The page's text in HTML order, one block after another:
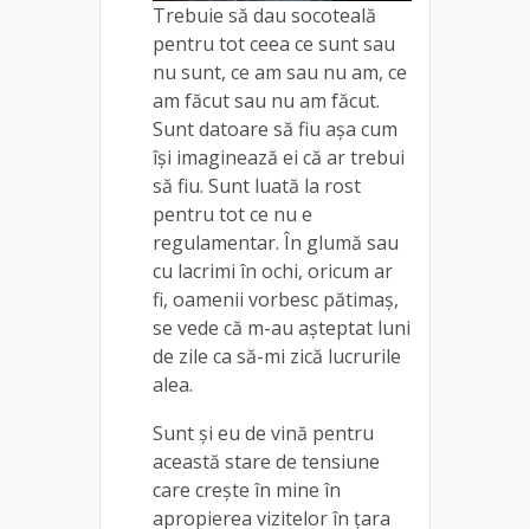
Trebuie să dau socoteală
pentru tot ceea ce sunt sau
nu sunt, ce am sau nu am, ce
am făcut sau nu am făcut.
Sunt datoare să fiu așa cum
își imaginează ei că ar trebui
să fiu. Sunt luată la rost
pentru tot ce nu e
regulamentar. În glumă sau
cu lacrimi în ochi, oricum ar
fi, oamenii vorbesc pătimaș,
se vede că m-au așteptat luni
de zile ca să-mi zică lucrurile
alea.
Sunt și eu de vină pentru
această stare de tensiune
care crește în mine în
apropierea vizitelor în țara